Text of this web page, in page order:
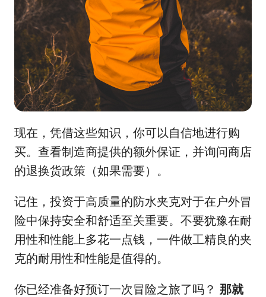
现在，凭借这些知识，你可以自信地进行购
买。查看制造商提供的额外保证，并询问商店
的退换货政策（如果需要）。
记住，投资于高质量的防水夹克对于在户外冒
险中保持安全和舒适至关重要。不要犹豫在耐
用性和性能上多花一点钱，一件做工精良的夹
克的耐用性和性能是值得的。
你已经准备好预订一次冒险之旅了吗？ 那就